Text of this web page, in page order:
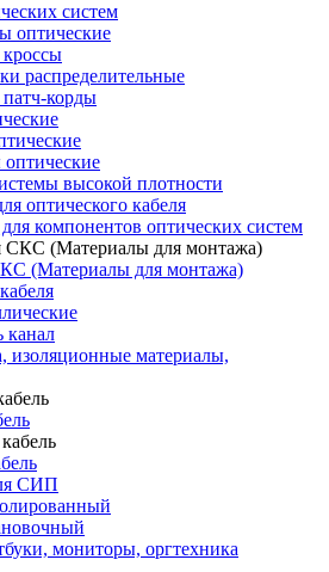
систем
оптические
распределительные
корды
высокой плотности
оптического кабеля
компонентов оптических систем
(Материалы для монтажа)
изоляционные материалы,
СИП
мониторы, оргтехника